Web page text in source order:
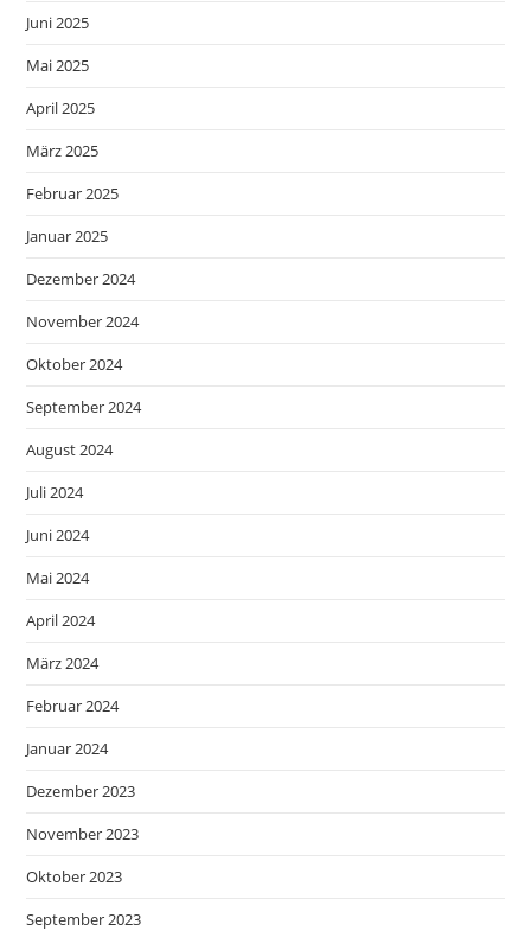
Juni 2025
Mai 2025
April 2025
März 2025
Februar 2025
Januar 2025
Dezember 2024
November 2024
Oktober 2024
September 2024
August 2024
Juli 2024
Juni 2024
Mai 2024
April 2024
März 2024
Februar 2024
Januar 2024
Dezember 2023
November 2023
Oktober 2023
September 2023